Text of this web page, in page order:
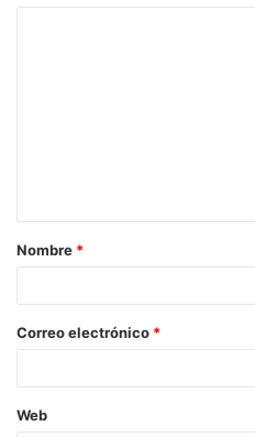
Nombre *
Correo electrónico *
Web